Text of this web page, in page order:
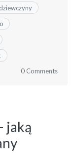
0 Comments
jaką